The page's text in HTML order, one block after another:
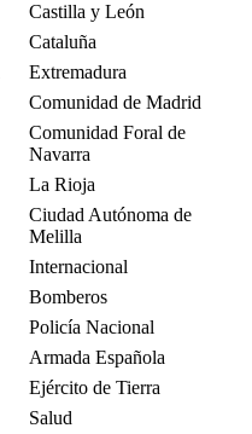
Castilla y León
Cataluña
Extremadura
Comunidad de Madrid
Comunidad Foral de
Navarra
La Rioja
Ciudad Autónoma de
Melilla
Internacional
Bomberos
Policía Nacional
Armada Española
Ejército de Tierra
Salud